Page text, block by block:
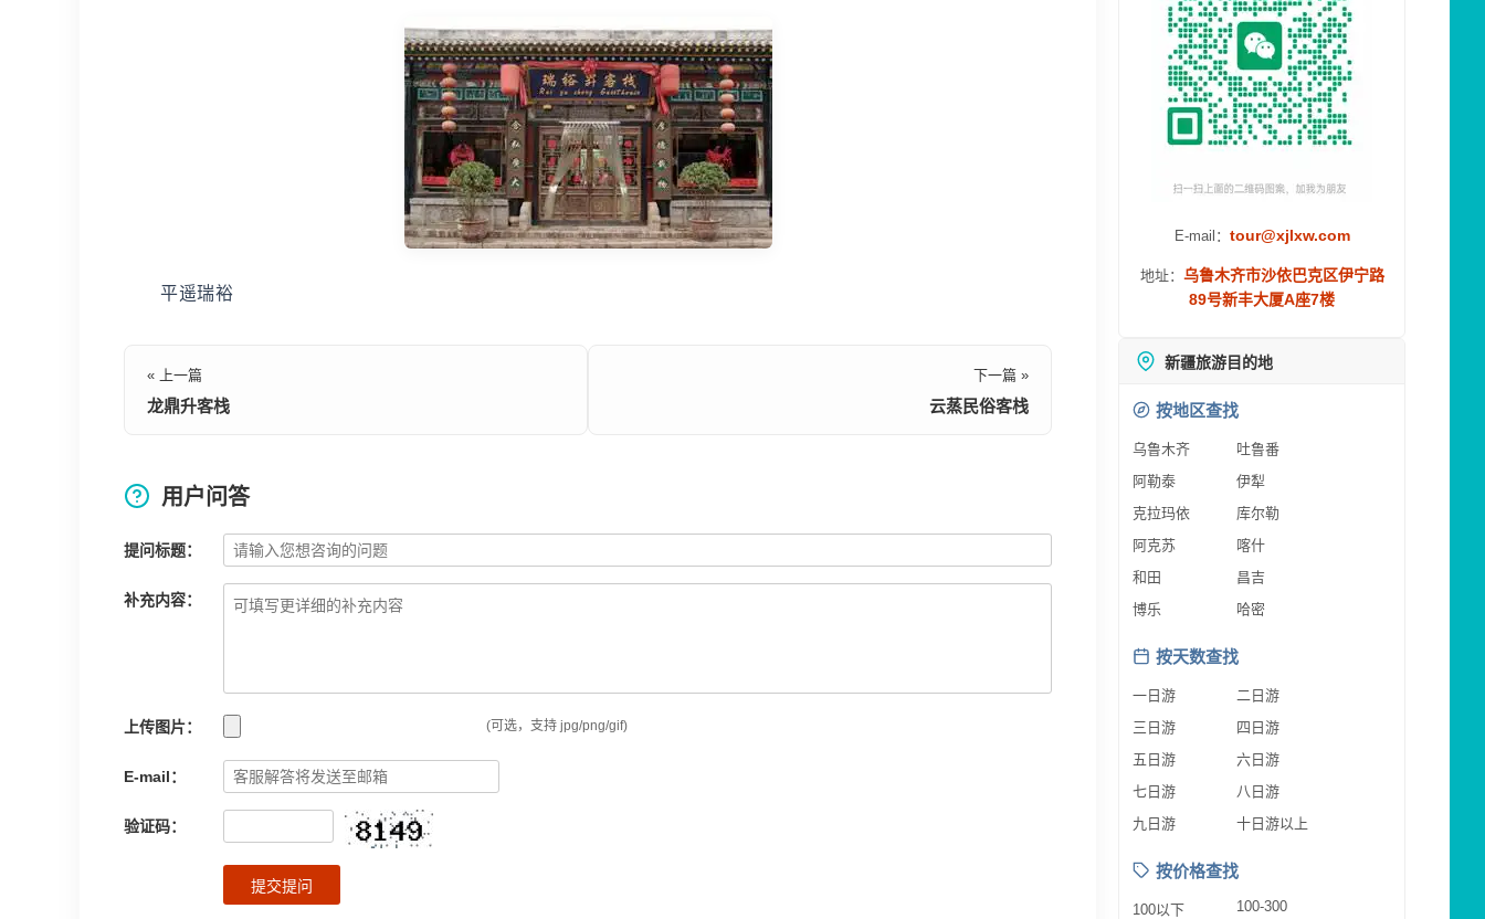
平遥瑞裕
« 上一篇
龙鼎升客栈
下一篇 »
云蒸民俗客栈
用户问答
提问标题：
补充内容：
上传图片： (可选，支持 jpg/png/gif)
E-mail：
验证码：
提交提问
E-mail： tour@xjlxw.com
地址： 乌鲁木齐市沙依巴克区伊宁路
89号新丰大厦A座7楼
新疆旅游目的地
按地区查找
乌鲁木齐
吐鲁番
阿勒泰
伊犁
克拉玛依
库尔勒
阿克苏
喀什
和田
昌吉
博乐
哈密
按天数查找
一日游
二日游
三日游
四日游
五日游
六日游
七日游
八日游
九日游
十日游以上
按价格查找
100以下
100-300